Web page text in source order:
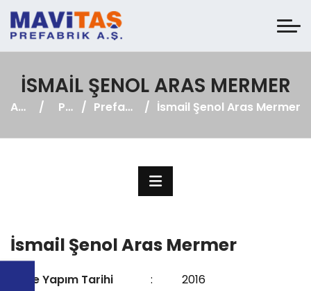
İSMAIL ŞENOL ARAS MERMER
Anasayfa Projeler Prefabrik Fabrika İsmail Şenol Aras Mermer
İsmail Şenol Aras Mermer
Proje Yapım Tarihi :
2016